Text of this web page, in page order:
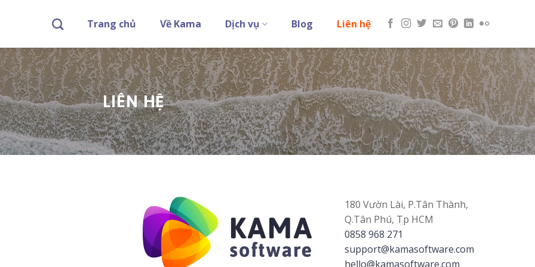
Trang chủ Về Kama Dịch vụ Blog Liên hệ
LIÊN HỆ
180 Vườn Lài, P.Tân Thành,
Q.Tân Phú, Tp HCM
0858 968 271
support@kamasoftware.com
hello@kamasoftware.com